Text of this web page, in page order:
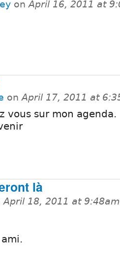
onApril 16, 2011 at
onApril 17, 2011 at
vous sur mon agenda.
là
April 18, 2011 at 9:48am